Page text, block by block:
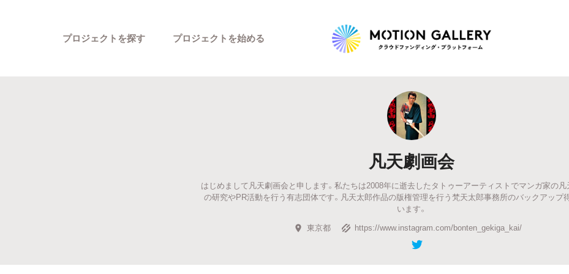
プロジェクトを探す
Highlight
新着プロジェクト
Feature
カテゴリーから探す タグから探す キュレーターから探す 特集から探す
Legendary
プロジェクトを始める
凡天劇画会
はじめまして凡天劇画会と申します。私たちは2008年に逝去したタトゥーアーティストでマンガ家の
の研究やPR活動を行う有志団体です。凡天太郎作品の版権管理を行う梵天太郎事務所のバックアップ
います。
東京都
https://www.instagram.com/bonten_gekiga_kai/